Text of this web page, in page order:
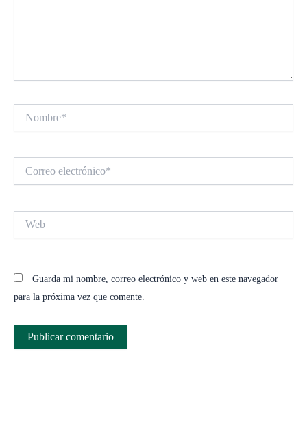
electrónico*
Guarda mi nombre, correo electrónico y web en este navegador
para la próxima vez que comente.